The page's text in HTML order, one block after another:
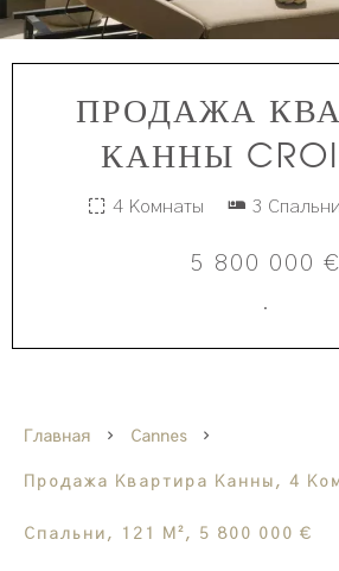
ПРОДАЖА
КАННЫ
4 Комнаты 3 Спальни
5 800 000 €
·
Главная Cannes
Продажа Квартира Канны, 4
Спальни, 121 М², 5 800 000 €